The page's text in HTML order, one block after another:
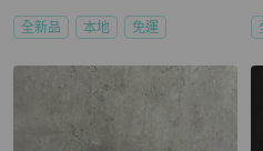
全新品 本地 免運